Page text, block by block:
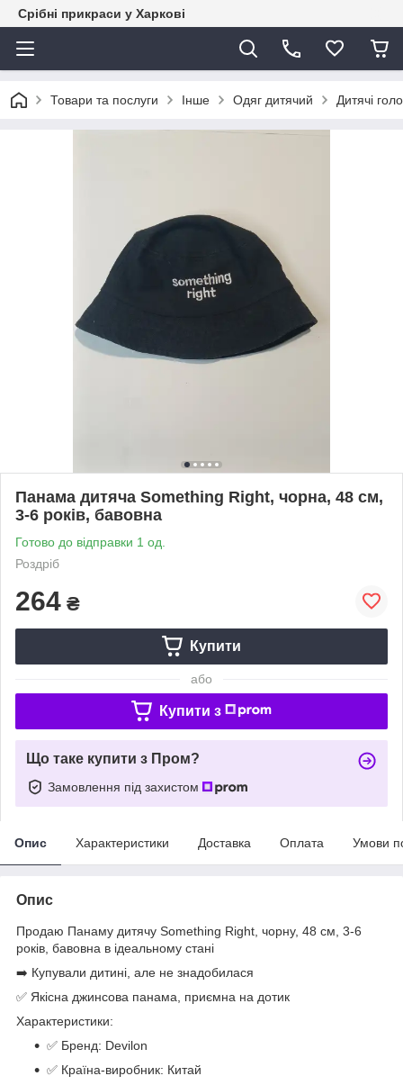
Срібні прикраси у Харкові
Товари та послуги Інше Одяг дитячий Дитячі
Панама дитяча Something Right, чорна, 48 см,
3-6 років, бавовна
Готово до відправки 1 од.
Роздріб
264 ₴
Купити
або
Купити з
Що таке купити з Пром?
Замовлення під захистом
Опис Характеристики Доставка Оплата Умови
Опис
Продаю Панаму дитячу Something Right, чорну, 48 см, 3-6
років, бавовна в ідеальному стані
➡️ Купували дитині, але не знадобилася
✅ Якісна джинсова панама, приємна на дотик
Характеристики:
✅ Бренд: Devilon
✅ Країна-виробник: Китай